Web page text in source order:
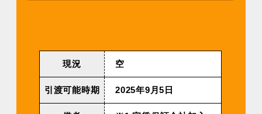
現況 空
引渡可能時期 2025年9⽉5⽇